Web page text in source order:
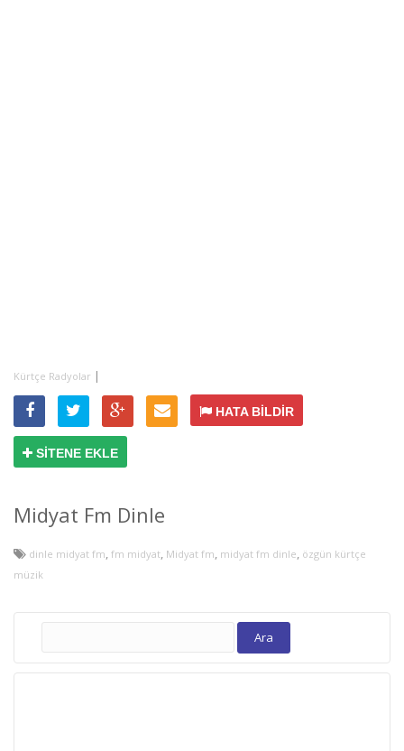
Kürtçe Radyolar |
HATA BİLDİR
SİTENE EKLE
Midyat Fm Dinle
dinle midyat fm, fm midyat, Midyat fm, midyat fm dinle, özgün kürtçe
müzik
Arama: